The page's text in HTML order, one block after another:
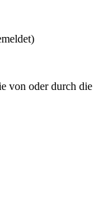
von oder durch die